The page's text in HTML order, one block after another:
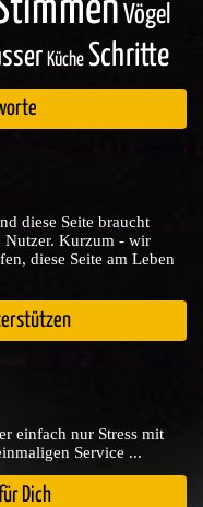
Vögel
Küche Schritte
diese Seite braucht
Nutzer. Kurzum - wir
diese Seite am Leben
einfach nur Stress mit
Service ...
Dich